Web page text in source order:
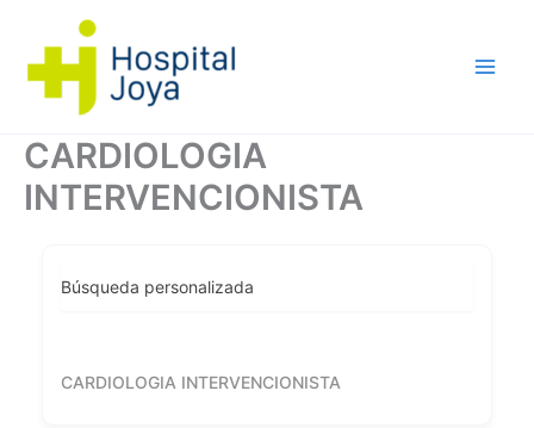
contenido
CARDIOLOGIA
INTERVENCIONISTA
Búsqueda personalizada
CARDIOLOGIA INTERVENCIONISTA